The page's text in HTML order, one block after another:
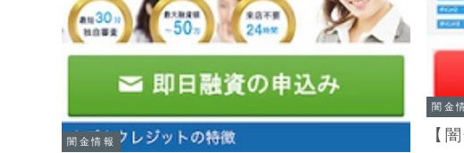
闇金情報
闇金
【